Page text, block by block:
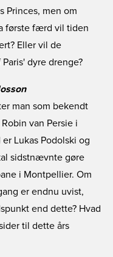
Princes, men om
første færd vil tiden
Eller vil de
dyre drenge?
man som bekendt
van Persie i
Lukas Podolski og
sidstnævnte gøre
i Montpellier. Om
er endnu uvist,
end dette? Hvad
til dette års